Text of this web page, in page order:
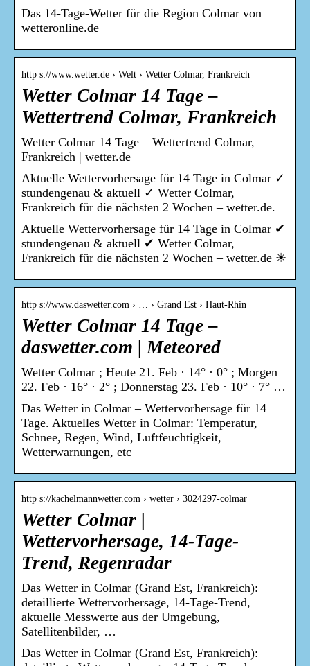
Das 14-Tage-Wetter für die Region Colmar von
wetteronline.de
http s://www.wetter.de › Welt › Wetter Colmar, Frankreich
Wetter Colmar 14 Tage –
Wettertrend Colmar, Frankreich
Wetter Colmar 14 Tage – Wettertrend Colmar,
Frankreich | wetter.de
Aktuelle Wettervorhersage für 14 Tage in Colmar ✓
stundengenau & aktuell ✓ Wetter Colmar,
Frankreich für die nächsten 2 Wochen – wetter.de.
Aktuelle Wettervorhersage für 14 Tage in Colmar ✔
stundengenau & aktuell ✔ Wetter Colmar,
Frankreich für die nächsten 2 Wochen – wetter.de ☀
http s://www.daswetter.com › … › Grand Est › Haut-Rhin
Wetter Colmar 14 Tage –
daswetter.com | Meteored
Wetter Colmar ; Heute 21. Feb · 14° · 0° ; Morgen
22. Feb · 16° · 2° ; Donnerstag 23. Feb · 10° · 7° …
Das Wetter in Colmar – Wettervorhersage für 14
Tage. Aktuelles Wetter in Colmar: Temperatur,
Schnee, Regen, Wind, Luftfeuchtigkeit,
Wetterwarnungen, etc
http s://kachelmannwetter.com › wetter › 3024297-colmar
Wetter Colmar |
Wettervorhersage, 14-Tage-
Trend, Regenradar
Das Wetter in Colmar (Grand Est, Frankreich):
detaillierte Wettervorhersage, 14-Tage-Trend,
aktuelle Messwerte aus der Umgebung,
Satellitenbilder, …
Das Wetter in Colmar (Grand Est, Frankreich):